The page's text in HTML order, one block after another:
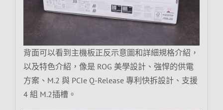
背面可以看到主機板正反示意圖和詳細規格介紹，
以及特色介紹，像是 ROG 美學設計、強悍的供電
方案、M.2 與 PCIe Q-Release 專利快拆設計、支援
4 組 M.2插槽。